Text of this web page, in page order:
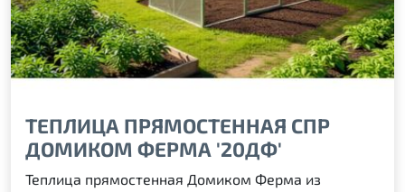
ТЕПЛИЦА ПРЯМОСТЕННАЯ СПР
ДОМИКОМ ФЕРМА '20ДФ'
Теплица прямостенная Домиком Ферма из